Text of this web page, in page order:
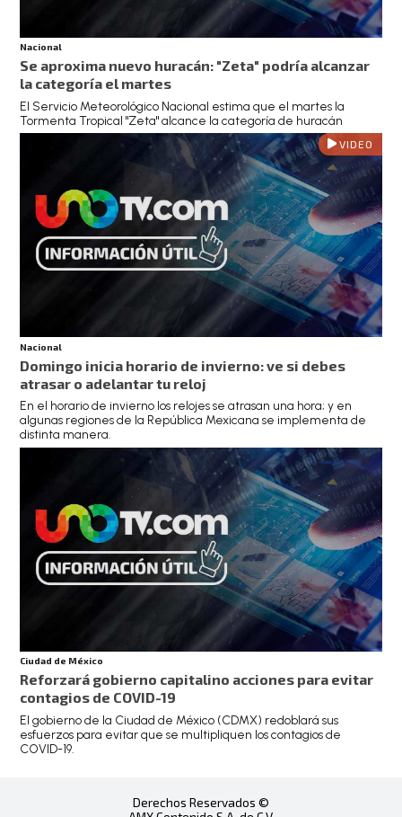
Nacional
Se aproxima nuevo huracán: "Zeta" podría alcanzar
la categoría el martes
El Servicio Meteorológico Nacional estima que el martes la
Tormenta Tropical "Zeta" alcance la categoría de huracán
VIDEO
Nacional
Domingo inicia horario de invierno: ve si debes
atrasar o adelantar tu reloj
En el horario de invierno los relojes se atrasan una hora; y en
algunas regiones de la República Mexicana se implementa de
distinta manera.
Ciudad de México
Reforzará gobierno capitalino acciones para evitar
contagios de COVID-19
El gobierno de la Ciudad de México (CDMX) redoblará sus
esfuerzos para evitar que se multipliquen los contagios de
COVID-19.
Derechos Reservados ©